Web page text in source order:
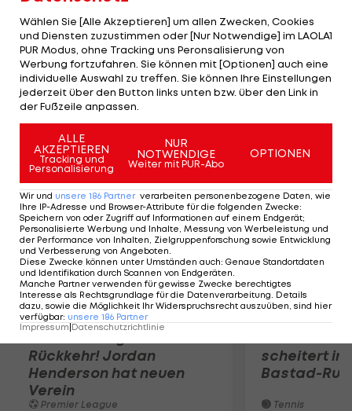
beim J-League-Champion Kashiwa Reysol unter
Vertrag, die Ablöse beläuft sich auf etwa eine
Millionen Euro. Der Rechtsverteidiger zählt in
seiner Heimat zu den größten Talenten und spielt
für die U23-Nationalmannschaft.
Mehr zum Thema
Rückkehr! Jordan
Henderson hat neuen
Verein
Premier League
scheitert in
Bastad-
Tennis
Wählen Sie [Alle Akzeptieren] um allen Zwecken, Cookies
und Diensten zuzustimmen oder [Nur Notwendige] im LAOLA1
PUR Modus, ohne Tracking uns Peronsalisierung von
Werbung fortzufahren. Sie können mit [Optionen] auch eine
individuelle Auswahl zu treffen. Sie können Ihre Einstellungen
jederzeit über den Button links unten bzw. über den Link in
der Fußzeile anpassen.
ALLE
AKZEPTIEREN
Tracking und
Personalisierung
NUR
NOTWENDIGE
Weiter mit PUR-Abo
OPTIONEN
Wir und unsere 186 Partner verarbeiten personenbezogene Daten, wie
Ihre IP-Adresse und Browser-Attribute für die folgenden Zwecke:
Speichern von oder Zugriff auf Informationen auf einem Endgerät;
Personalisierte Werbung und Inhalte, Messung von Werbeleistung und
der Performance von Inhalten, Zielgruppenforschung sowie Entwicklung
und Verbesserung von Angeboten.
Diese Zwecke können unter Umständen auch: Genaue Standortdaten
und Identifikation durch Scannen von Endgeräten.
Manche Partner verwenden für gewisse Zwecke berechtigtes
Interesse als Rechtsgrundlage für die Datenverarbeitung. Details
dazu, sowie die Möglichkeit Ihr Widerspruchsrecht auszuüben, sind hier
verfügbar: unsere 186 Partner
Impressum Datenschutzrichtlinie